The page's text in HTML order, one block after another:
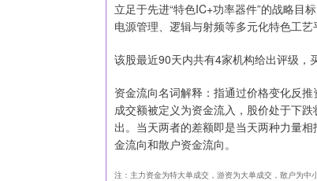
立足于先进“特色IC+功率器件”的战略目
电源管理、逻辑与射频等多元化特色工艺
该股最近90天内共有4家机构给出评级，
资金流向名词解释：指通过价格变化反
成交额被定义为资金流入，股价处于下
出。当天两者的差额即是当天两种力量
金流向和散户资金流向。
注：主力资金为特大单成交，游资为大单成交，散户为中